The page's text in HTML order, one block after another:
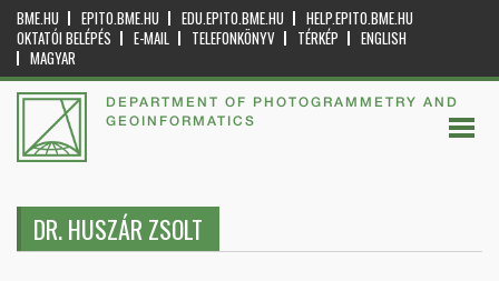
BME.HU EPITO.BME.HU EDU.EPITO.BME.HU
HELP.EPITO.BME.HU
OKTATÓI BELÉPÉS
E-MAIL TELEFONKÖNYV TÉRKÉP
ENGLISH
MAGYAR
DEPARTMENT OF PHOTOGRAMMETRY AND
GEOINFORMATICS
DR. HUSZÁR ZSOLT